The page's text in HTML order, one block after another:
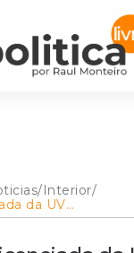
/Interior/
da UVB
nossa